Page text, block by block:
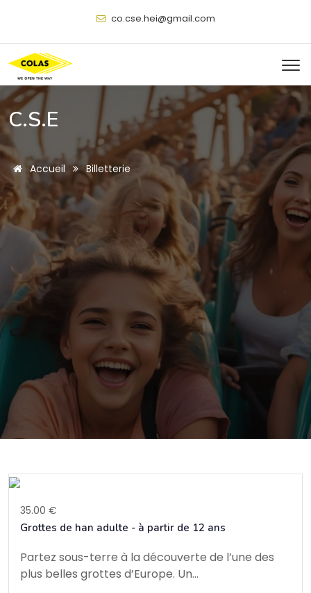
@
C.S.E
Accueil Billetterie
35.00 €
Grottes de han adulte - à partir de 12 ans
Partez sous-terre à la découverte de l’une des
plus belles grottes d’Europe. Un...